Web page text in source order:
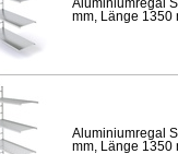
Aluminiumregal
mm, Länge 1350
Aluminiumregal
mm, Länge 1350